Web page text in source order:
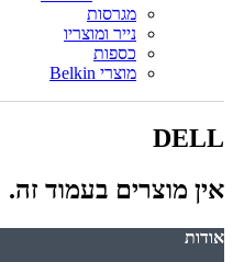
מגרסות
נייר ומוצריו
כספות
מוצרי Belkin
DELL
אין מוצרים בעמוד זה.
אודות